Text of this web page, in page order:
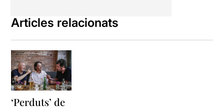
Articles relacionats
‘Perduts’ de